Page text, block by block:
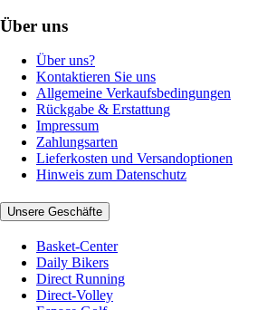
Über uns
Über uns?
Kontaktieren Sie uns
Allgemeine Verkaufsbedingungen
Rückgabe & Erstattung
Impressum
Zahlungsarten
Lieferkosten und Versandoptionen
Hinweis zum Datenschutz
Unsere Geschäfte
Basket-Center
Daily Bikers
Direct Running
Direct-Volley